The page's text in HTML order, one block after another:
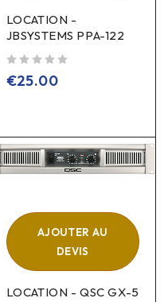
LOCATION -
JBSYSTEMS PPA-122
€25.00
AJOUTER AU
DEVIS
LOCATION - QSC GX-5